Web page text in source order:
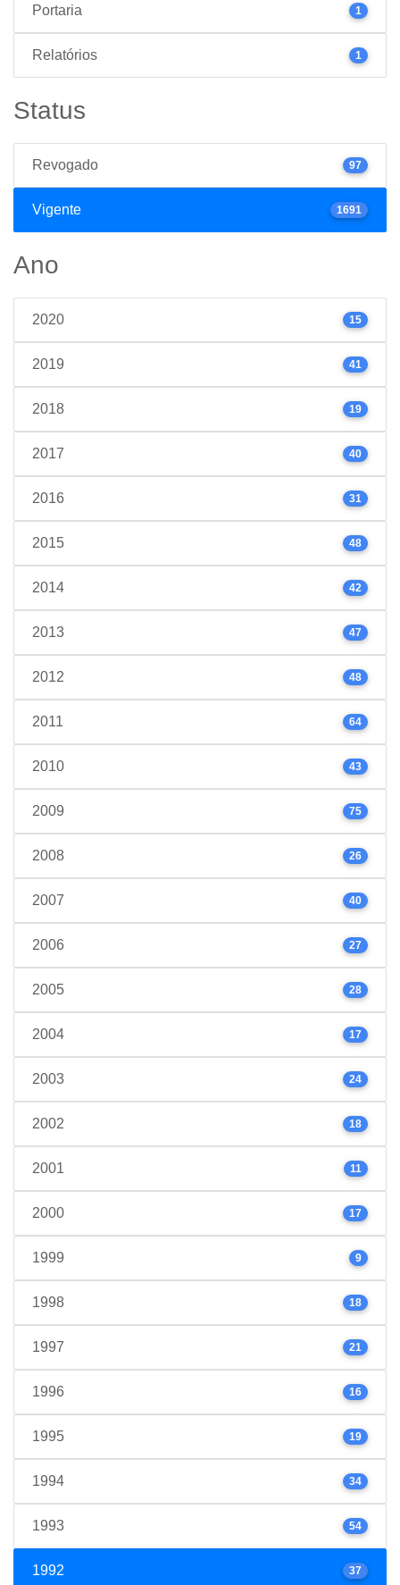
Portaria 1
Relatórios 1
Status
Revogado 97
Vigente 1691
Ano
2020 15
2019 41
2018 19
2017 40
2016 31
2015 48
2014 42
2013 47
2012 48
2011 64
2010 43
2009 75
2008 26
2007 40
2006 27
2005 28
2004 17
2003 24
2002 18
2001 11
2000 17
1999 9
1998 18
1997 21
1996 16
1995 19
1994 34
1993 54
1992 37